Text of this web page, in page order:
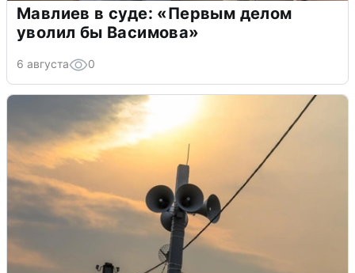
Мавлиев в суде: «Первым делом
уволил бы Васимова»
6 августа 0